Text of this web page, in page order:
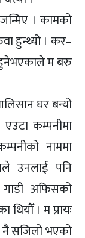
। कामको
हुन्थ्यो । कर–
हुनेभएकाले म बरु
घर बन्यो
एउटा कम्पनीमा
नाममा
उनलाई पनि
अफिसको
। म प्रायः
नै सजिलो भएको